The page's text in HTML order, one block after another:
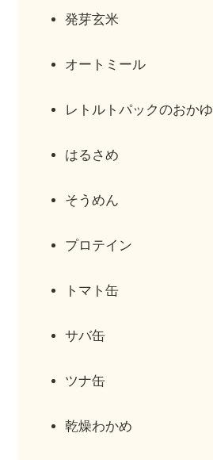
発芽玄米
オートミール
レトルトパックのおかゆ
はるさめ
そうめん
プロテイン
トマト缶
サバ缶
ツナ缶
乾燥わかめ